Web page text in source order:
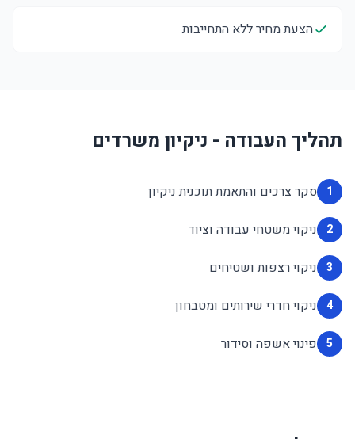
הצעת מחיר ללא התחייבות
תהליך העבודה - ניקיון משרדים
1 סקר צרכים והתאמת תוכנית ניקיון
2 ניקוי משטחי עבודה וציוד
3 ניקוי רצפות ושטיחים
4 ניקוי חדרי שירותים ומטבחון
5 פינוי אשפה וסידור